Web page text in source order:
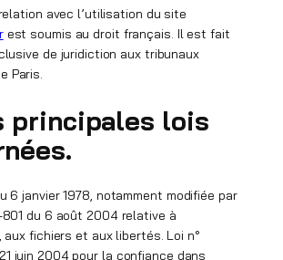
avec l’utilisation du site
est soumis au droit français. Il est fait
de juridiction aux tribunaux
Paris.
principales lois
6 janvier 1978, notamment modifiée par
du 6 août 2004 relative à
aux fichiers et aux libertés. Loi n°
juin 2004 pour la confiance dans